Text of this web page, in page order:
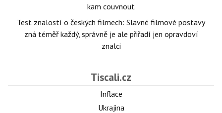
kam couvnout
Test znalostí o českých filmech: Slavné filmové postavy
zná téměř každý, správně je ale přiřadí jen opravdoví
znalci
Tiscali.cz
Inflace
Ukrajina